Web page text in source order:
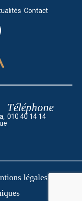
Contact
Téléphone
010 40 14 14
légales